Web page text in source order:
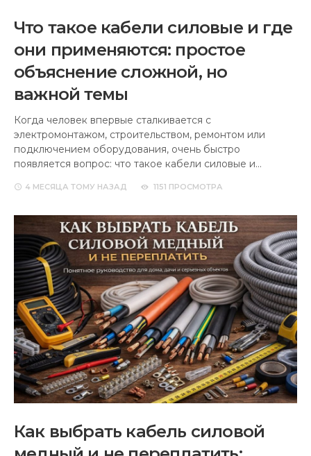
Что такое кабели силовые и где
они применяются: простое
объяснение сложной, но
важной темы
Когда человек впервые сталкивается с
электромонтажом, строительством, ремонтом или
подключением оборудования, очень быстро
появляется вопрос: что такое кабели силовые и…
4 МЕСЯЦА ТОМУ НАЗАД 1151 ПРОСМОТРА
Как выбрать кабель силовой